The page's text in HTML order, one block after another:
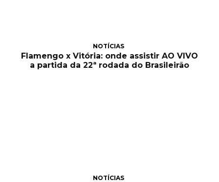
NOTÍCIAS
Flamengo x Vitória: onde assistir AO VIVO
a partida da 22ª rodada do Brasileirão
NOTÍCIAS